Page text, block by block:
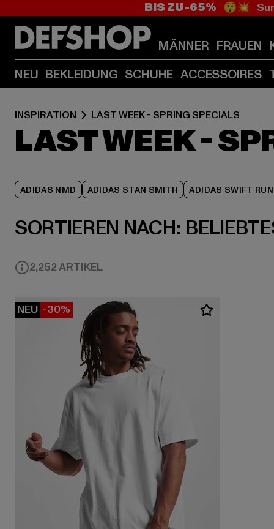
BIS ZU -65% 😲💥
MÄNNER FRAUEN
NEU BEKLEIDUNG SCHUHE ACCESSOIRES
INSPIRATION LAST WEEK - SPRING SPECIALS
LAST WEEK -
ADIDAS NMD ADIDAS STAN SMITH ADIDAS SWIFT RUN
SORTIEREN NACH:
2,252 ARTIKEL
NEU -30%